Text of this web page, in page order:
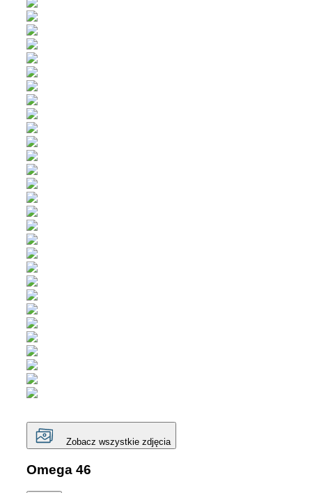
Zobacz wszystkie zdjęcia
Omega 46